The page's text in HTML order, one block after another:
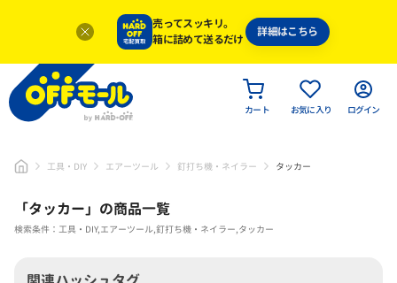
売ってスッキリ。
箱に詰めて送るだけ
詳細はこちら
カート お気に入り ログイン
工具・DIY エアーツール 釘打ち機・ネイラー タッカー
「タッカー」 の商品一覧
検索条件：工具・DIY,エアーツール,釘打ち機・ネイラー,タッカー